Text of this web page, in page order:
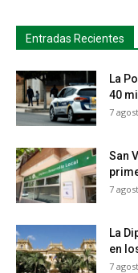
Entradas Recientes
La
40
7
San
7
La
en
7